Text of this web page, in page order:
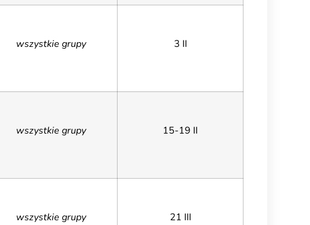
wszystkie grupy 3 II
wszystkie grupy 15-19 II
wszystkie grupy 21 III